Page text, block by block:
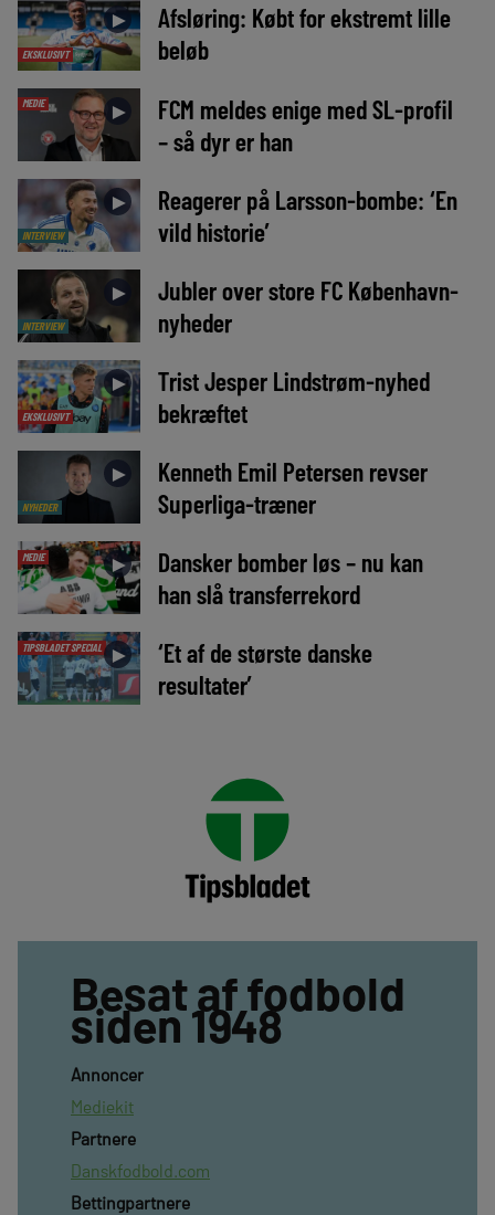
EKSKLUSIVT
►
Afsløring: Købt for ekstremt lille
beløb
MEDIE ►
FCM meldes enige med SL-profil
– så dyr er han
INTERVIEW
►
Reagerer på Larsson-bombe: ‘En
vild historie’
INTERVIEW
►
Jubler over store FC København-
nyheder
EKSKLUSIVT
►
Trist Jesper Lindstrøm-nyhed
bekræftet
NYHEDER
►
Kenneth Emil Petersen revser
Superliga-træner
MEDIE ►
Dansker bomber løs – nu kan
han slå transferrekord
TIPSBLADET SPECIAL ►
‘Et af de største danske
resultater’
Besat af fodbold
siden 1948
Annoncer
Mediekit
Partnere
Danskfodbold.com
Bettingpartnere